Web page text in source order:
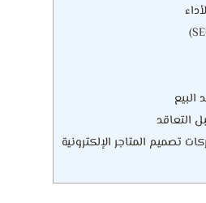
التعاقد
تصميم المتاجر الإلكترونية